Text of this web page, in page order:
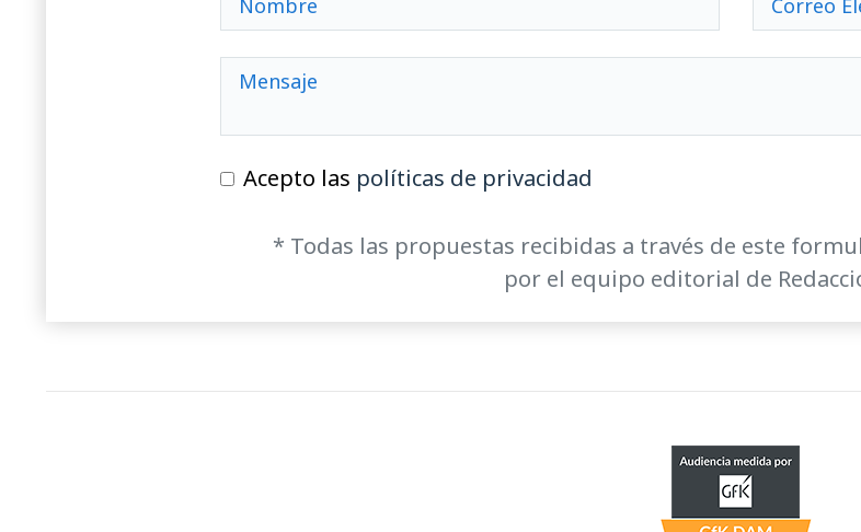
Acepto las políticas de privacidad
* Todas las propuestas recibidas a través de este
por el equipo editorial de